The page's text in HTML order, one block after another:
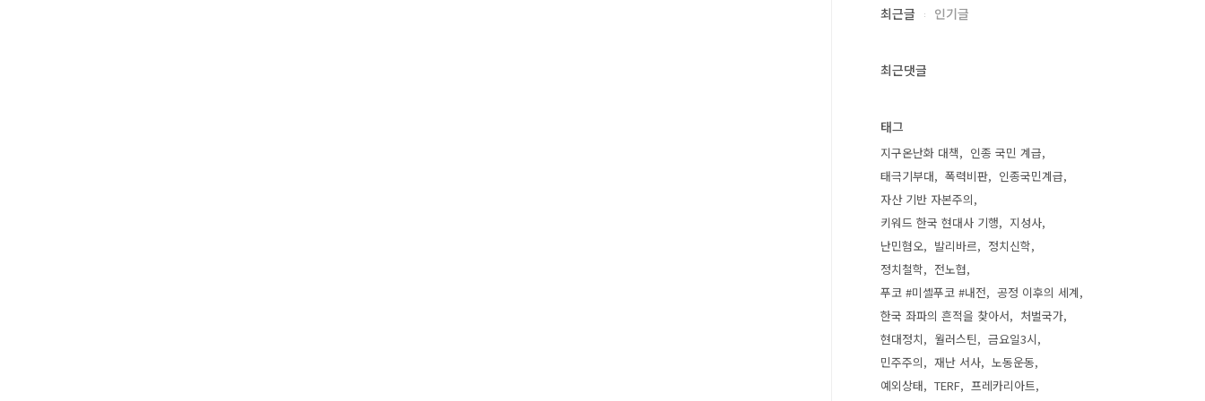
최근글 인기글
최근댓글
태그
지구온난화 대책
인종 국민 계급
태극기부대
폭력비판
인종국민계급
자산 기반 자본주의
키워드 한국 현대사 기행
지성사
난민혐오
발리바르
정치신학
정치철학
전노협
푸코 #미셸푸코 #내전
공정 이후의 세계
한국 좌파의 흔적을 찾아서
처벌국가
현대정치
월러스틴
금요일3시
민주주의
재난 서사
노동운동
예외상태
TERF
프레카리아트